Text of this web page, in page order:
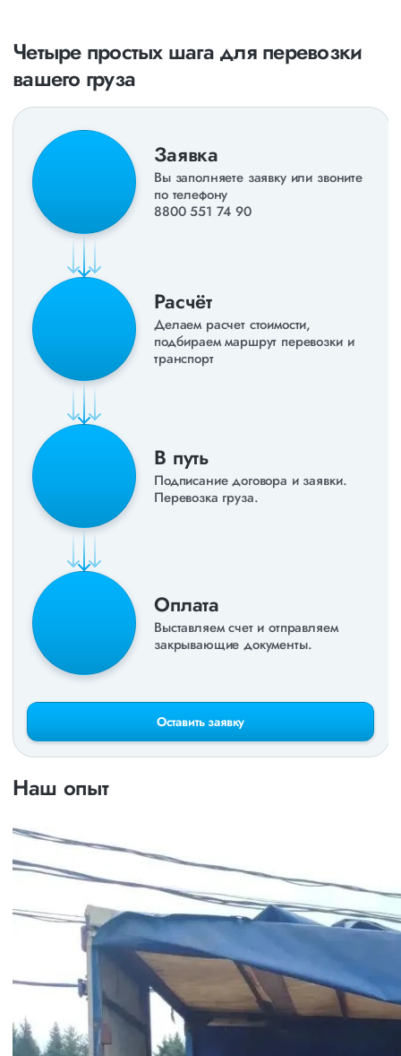
Четыре простых шага для перевозки
вашего груза
Заявка
Вы заполняете заявку или звоните
по телефону
8800 551 74 90
Расчёт
Делаем расчет стоимости,
подбираем маршрут перевозки и
транспорт
В путь
Подписание договора и заявки.
Перевозка груза.
Оплата
Выставляем счет и отправляем
закрывающие документы.
Оставить заявку
Наш опыт